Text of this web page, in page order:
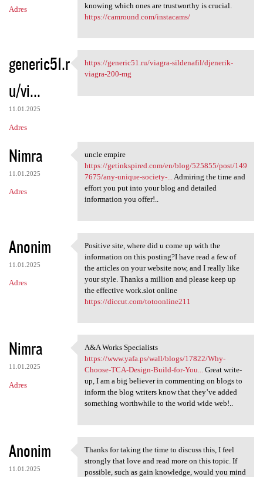
Adres
knowing which ones are trustworthy is crucial.
https://camround.com/instacams/
generic51.r
u/vi...
11.01.2025
Adres
https://generic51.ru/viagra
https://generic51.ru/viagra-sildenafil/djenerik-
viagra-200-mg
Nimra
11.01.2025
Adres
uncle empire https:/
uncle empire
https://getinkspired.com/en/blog/525855/post/149
7675/any-unique-society-...Admiring the time and
effort you put into your blog and detailed
information you offer!..
Anonim
11.01.2025
Adres
Positive site, where did u
Positive site, where did u come up with the
information on this posting?I have read a few of
the articles on your website now, and I really like
your style. Thanks a million and please keep up
the effective work.slot online
https://diccut.com/totoonline211
Nimra
11.01.2025
Adres
A&A Works Specialists https:/
A&A Works Specialists
https://www.yafa.ps/wall/blogs/17822/Why-
Choose-TCA-Design-Build-for-You...Great write-
up, I am a big believer in commenting on blogs to
inform the blog writers know that they’ve added
something worthwhile to the world wide web!..
Anonim
11.01.2025
Thanks for taking the time to
Thanks for taking the time to discuss this, I feel
strongly that love and read more on this topic. If
possible, such as gain knowledge, would you mind